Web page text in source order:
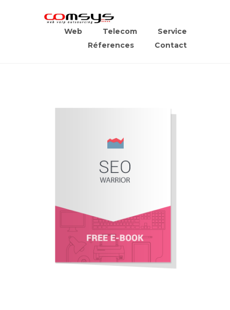
Web Telecom
Service
Réferences
Contact